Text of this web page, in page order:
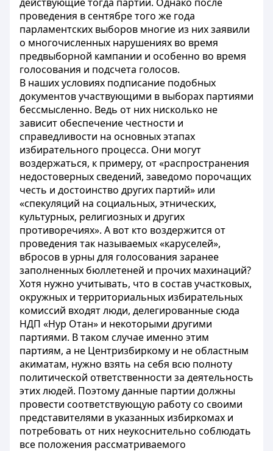
проведения в сентябре того же года
парламентских выборов многие из них заявили
о многочисленных нарушениях во время
предвыборной кампании и особенно во время
голосования и подсчета голосов.
В наших условиях подписание подобных
документов участвующими в выборах партиями
бессмысленно. Ведь от них нисколько не
зависит обеспечение честности и
справедливости на основных этапах
избирательного процесса. Они могут
воздержаться, к примеру, от «распространения
недостоверных сведений, заведомо порочащих
честь и достоинство других партий» или
«спекуляций на социальных, этнических,
культурных, религиозных и других
противоречиях». А вот кто воздержится от
проведения так называемых «каруселей»,
вбросов в урны для голосования заранее
заполненных бюллетеней и прочих махинаций?
Хотя нужно учитывать, что в состав участковых,
окружных и территориальных избирательных
комиссий входят люди, делегированные сюда
НДП «Нур Отан» и некоторыми другими
партиями. В таком случае именно этим
партиям, а не Центризбиркому и не областным
акиматам, нужно взять на себя всю полноту
политической ответственности за деятельность
этих людей. Поэтому данные партии должны
провести соответствующую работу со своими
представителями в указанных избиркомах и
потребовать от них неукоснительно соблюдать
все положения рассматриваемого